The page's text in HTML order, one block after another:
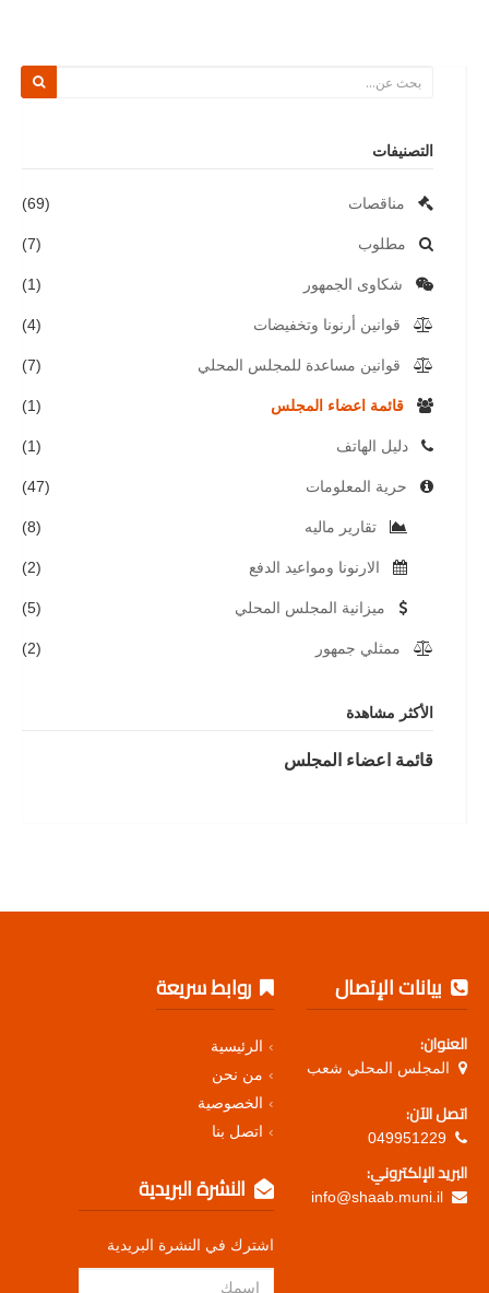
التصنيفات
مناقصات (69)
مطلوب (7)
شكاوى الجمهور (1)
قوانين أرنونا وتخفيضات (4)
قوانين مساعدة للمجلس المحلي (7)
قائمة اعضاء المجلس (1)
دليل الهاتف (1)
حرية المعلومات (47)
تقارير ماليه (8)
الارنونا ومواعيد الدفع (2)
ميزانية المجلس المحلي (5)
ممثلي جمهور (2)
الأكثر مشاهدة
قائمة اعضاء المجلس
بيانات الإتصال
العنوان:
المجلس المحلي شعب
اتصل الآن:
049951229
البريد الإلكتروني:
info@shaab.muni.il
روابط سريعة
الرئيسية
من نحن
الخصوصية
اتصل بنا
النشرة البريدية
اشترك في النشرة البريدية